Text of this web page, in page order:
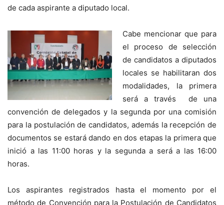
de cada aspirante a diputado local.
Cabe mencionar que para
el proceso de selección
de candidatos a diputados
locales se habilitaran dos
modalidades, la primera
será a través de una
convención de delegados y la segunda por una comisión
para la postulación de candidatos, además la recepción de
documentos se estará dando en dos etapas la primera que
inició a las 11:00 horas y la segunda a será a las 16:00
horas.
Los aspirantes registrados hasta el momento por el
método de Convención para la Postulación de Candidatos